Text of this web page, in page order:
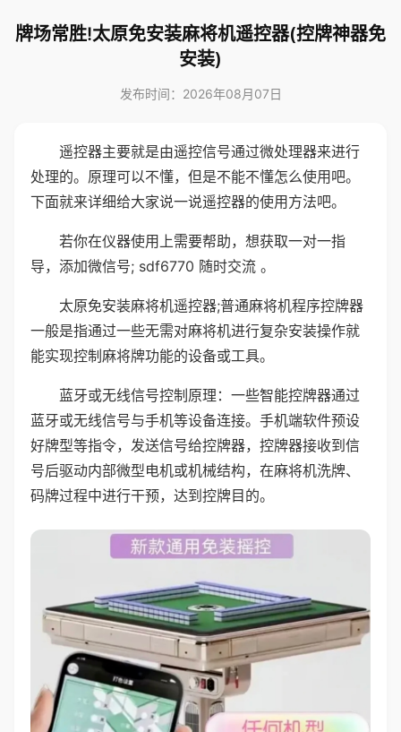
牌场常胜!太原免安装麻将机遥控器(控牌神器免
安装)
发布时间：2026年08月07日
遥控器主要就是由遥控信号通过微处理器来进行
处理的。原理可以不懂，但是不能不懂怎么使用吧。
下面就来详细给大家说一说遥控器的使用方法吧。
若你在仪器使用上需要帮助，想获取一对一指
导，添加微信号; sdf6770 随时交流 。
太原免安装麻将机遥控器;普通麻将机程序控牌器
一般是指通过一些无需对麻将机进行复杂安装操作就
能实现控制麻将牌功能的设备或工具。
蓝牙或无线信号控制原理：一些智能控牌器通过
蓝牙或无线信号与手机等设备连接。手机端软件预设
好牌型等指令，发送信号给控牌器，控牌器接收到信
号后驱动内部微型电机或机械结构，在麻将机洗牌、
码牌过程中进行干预，达到控牌目的。